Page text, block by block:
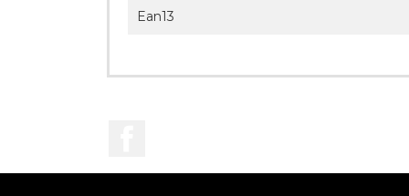
Ean13